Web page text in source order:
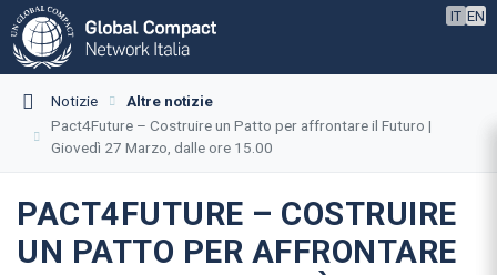
IT EN
Notizie
Altre notizie
Pact4Future – Costruire un Patto per affrontare il Futuro |
Giovedì 27 Marzo, dalle ore 15.00
PACT4FUTURE – COSTRUIRE
UN PATTO PER AFFRONTARE